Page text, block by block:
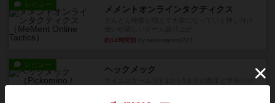
レビュー メメントオンラインタクティクス
約14時間前
レビュー ヘックメック
約15時間前